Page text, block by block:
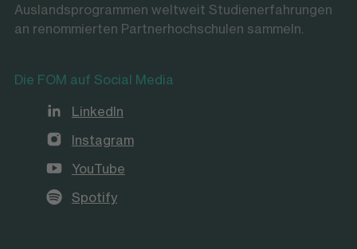
Auslandsprogrammen weltweit Studienerfahrungen
an renommierten Partnerhochschulen sammeln.
Die FOM auf Social Media
LinkedIn
Instagram
YouTube
Spotify